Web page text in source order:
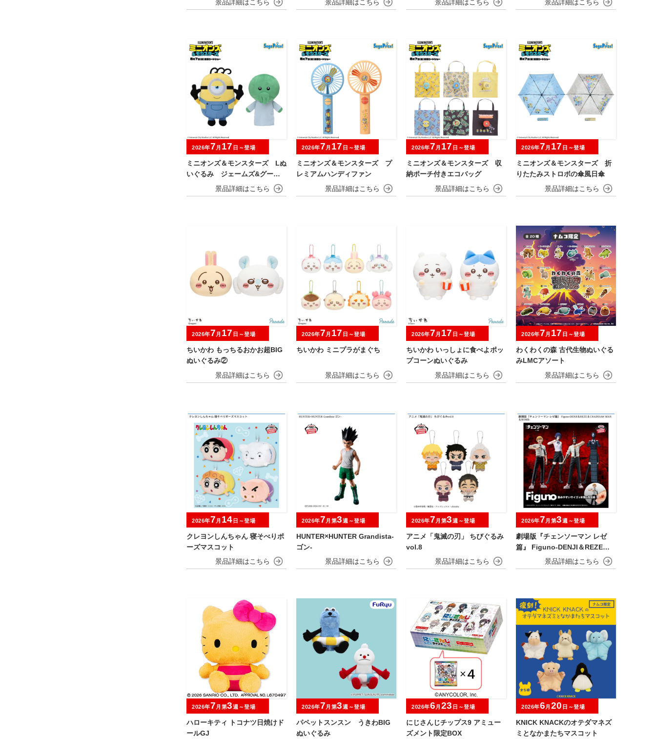
ミニオンズ＆モンスターズ Lぬ
いぐるみ ジェームズ&グーミ
2026年7 月 17 日～登場
ミニオンズ＆モンスターズ プ
レミアムハンディファン
2026年7 月 17 日～登場
ミニオンズ＆モンスターズ 収
納ポーチ付きエコバッグ
2026年7 月 17 日～登場
ミニオンズ＆モンスターズ 折
りたたみストロボの傘風日傘
2026年7 月 17 日～登場
ちいかわ もっちるおかお超BIG
ぬいぐるみ②
2026年7 月 17 日～登場
ちいかわ ミニプラがまぐち
2026年7 月 17 日～登場
ちいかわ いっしょに食べよポッ
プコーンぬいぐるみ
2026年7 月 17 日～登場
わくわくの森 古代生物ぬいぐる
みLMCアソート
2026年7 月 17 日～登場
クレヨンしんちゃん 寝そべりポ
ーズマスコット
2026年7 月 14 日～登場
HUNTER×HUNTER Grandista-
ゴン-
2026年7 月第3週～登場
アニメ「鬼滅の刃」 ちびぐるみ
vol.8
2026年7 月第3週～登場
劇場版『チェンソーマン レゼ
篇』 Figuno-DENJI＆REZE＆C
HAINSAW MAN＆BOMB-
2026年7 月第3週～登場
ハローキティ トコナツ日焼けド
ールGJ
2026年7 月第3週～登場
パペットスンスン うきわBIG
ぬいぐるみ
2026年7 月第3週～登場
にじさんじチップス9 アミュー
ズメント限定BOX
2026年6 月 23 日～登場
KNICK KNACKのオテダマネズ
ミとなかまたちマスコット
2026年6 月 20 日～登場